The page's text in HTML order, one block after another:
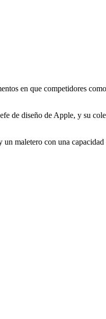
en que competidores
de diseño de Apple, y su
maletero con una